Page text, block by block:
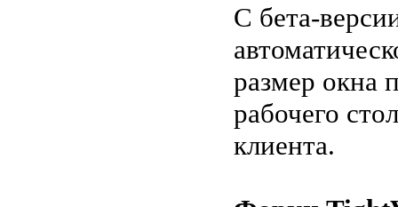
С бета-
размер окна
рабочего
клиента.